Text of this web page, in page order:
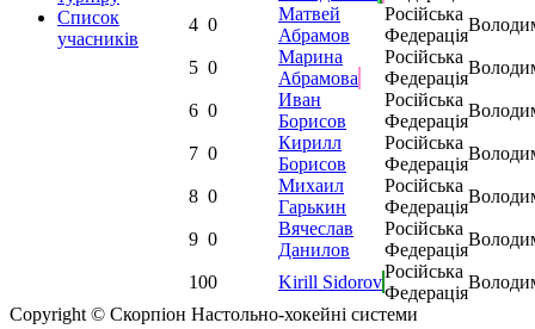
Список
учасників
4 0
Матвей
Абрамов
Російська
Федерація
5 0
Марина
Абрамова
Російська
Федерація
6 0
Иван
Борисов
Російська
Федерація
7 0
Кирилл
Борисов
Російська
Федерація
8 0
Михаил
Гарькин
Російська
Федерація
9 0
Вячеслав
Данилов
Російська
Федерація
100 Kirill Sidorov
Російська
Федерація
Copyright © Скорпіон Настольно-хокейні системи